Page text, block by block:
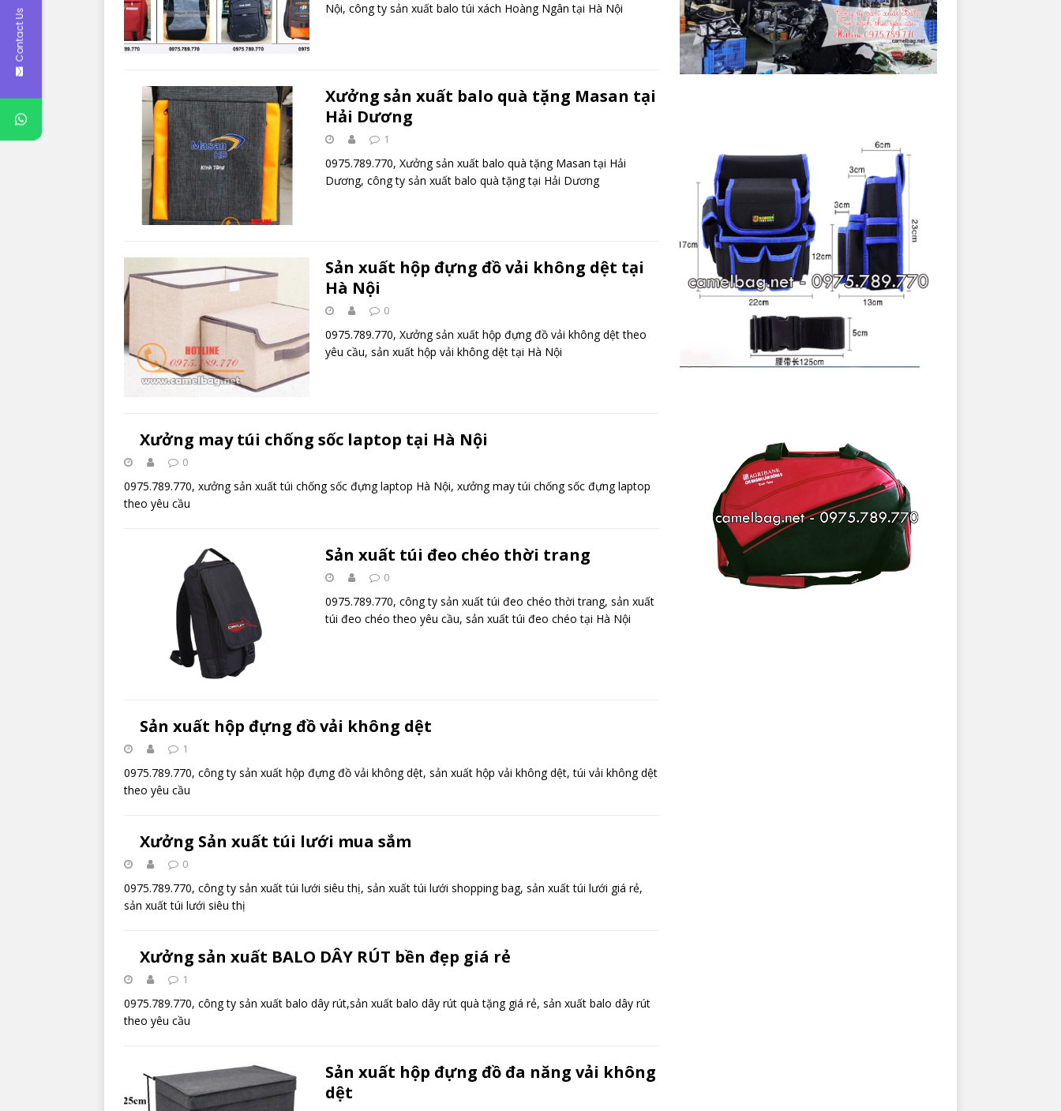
Nội, công ty sản xuất balo túi xách Hoàng Ngân tại Hà Nội
Xưởng sản xuất balo quà tặng Masan tại
Hải Dương
1
0975.789.770, Xưởng sản xuất balo quà tặng Masan tại Hải
Dương, công ty sản xuất balo quà tặng tại Hải Dương
Sản xuất hộp đựng đồ vải không dệt tại
Hà Nội
0
0975.789.770, Xưởng sản xuất hộp đựng đồ vải không dệt theo
yêu cầu, sản xuất hộp vải không dệt tại Hà Nội
Xưởng may túi chống sốc laptop tại Hà Nội
0
0975.789.770, xưởng sản xuất túi chống sốc đựng laptop Hà Nội, xưởng may túi chống sốc đựng laptop
theo yêu cầu
Sản xuất túi đeo chéo thời trang
0
0975.789.770, công ty sản xuất túi đeo chéo thời trang, sản xuất
túi đeo chéo theo yêu cầu, sản xuất túi đeo chéo tại Hà Nội
Sản xuất hộp đựng đồ vải không dệt
1
0975.789.770, công ty sản xuất hộp đựng đồ vải không dệt, sản xuất hộp vải không dệt, túi vải không dệt
theo yêu cầu
Xưởng Sản xuất túi lưới mua sắm
0
0975.789.770, công ty sản xuất túi lưới siêu thị, sản xuất túi lưới shopping bag, sản xuất túi lưới giá rẻ,
sản xuất túi lưới siêu thị
Xưởng sản xuất BALO DÂY RÚT bền đẹp giá rẻ
1
0975.789.770, công ty sản xuất balo dây rút,sản xuất balo dây rút quà tặng giá rẻ, sản xuất balo dây rút
theo yêu cầu
Sản xuất hộp đựng đồ đa năng vải không
dệt
Contact Us